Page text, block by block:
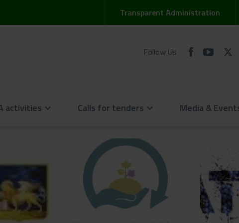
Transparent Administration
Follow Us
activities keyboard_arrow_down Calls for tenders keyboard_arrow_down Media &